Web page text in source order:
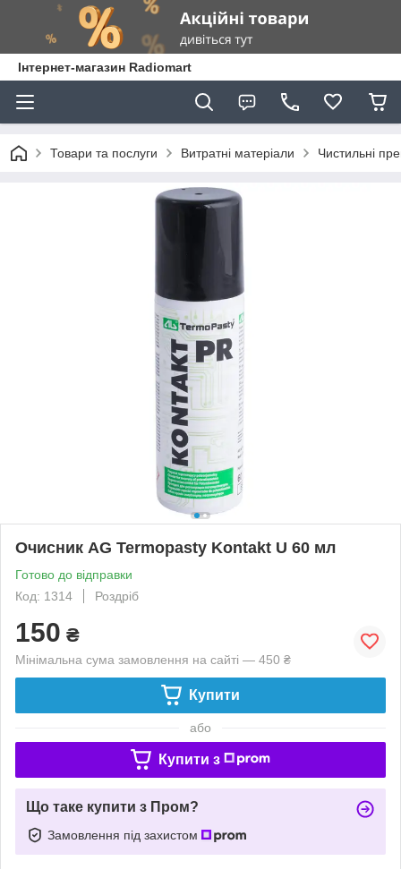
Інтернет-магазин Radiomart
Товари та послуги Витратні матеріали Чистильні
Очисник AG Termopasty Kontakt U 60 мл
Готово до відправки
Код: 1314
Роздріб
150 ₴
Мінімальна сума замовлення на сайті — 450 ₴
Купити
або
Купити з
Що таке купити з Пром?
Замовлення під захистом